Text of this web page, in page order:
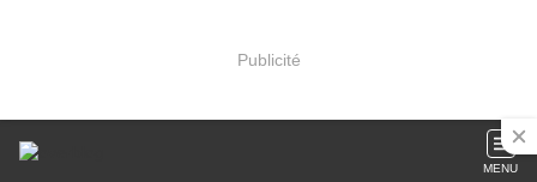
Publicité
MENU